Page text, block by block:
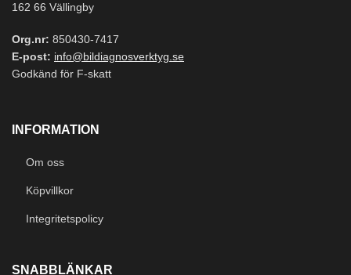
162 66 Vällingby
Org.nr: 850430-7417
E-post: info@bildiagnosverktyg.se
Godkänd för F-skatt
INFORMATION
Om oss
Köpvillkor
Integritetspolicy
SNABBLÄNKAR